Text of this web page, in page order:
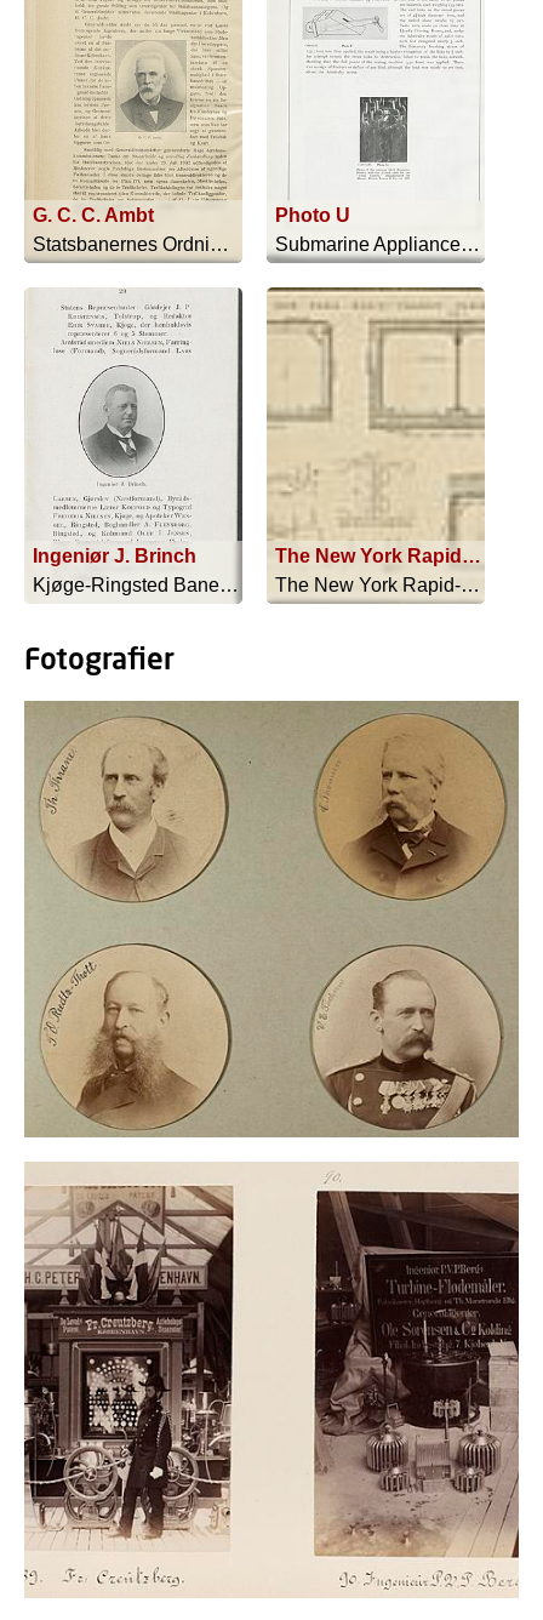
G. C. C. Ambt
Statsbanernes Ordning 1874-1914 Samt ... - 1914
Photo U
Submarine Appliances And Their Uses - 1911
Ingeniør J. Brinch
Kjøge-Ringsted Banen - 1917
The New York Rapid-transit Subway
The New York Rapid-transit Subway - 1908
Fotografier